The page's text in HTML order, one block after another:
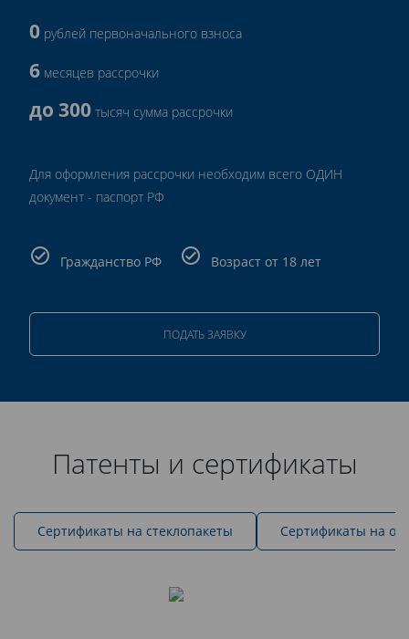
0 рублей первоначального взноса
6 месяцев рассрочки
до 300 тысяч сумма рассрочки
Для оформления рассрочки необходим всего ОДИН
документ - паспорт РФ
Гражданство РФ Возраст от 18 лет
ПОДАТЬ ЗАЯВКУ
Патенты и сертификаты
Cертификаты на стеклопакеты Сертификаты на